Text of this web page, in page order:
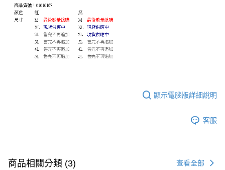
顯示電腦版詳細說明
客服
商品相關分類 (3) 查看全部